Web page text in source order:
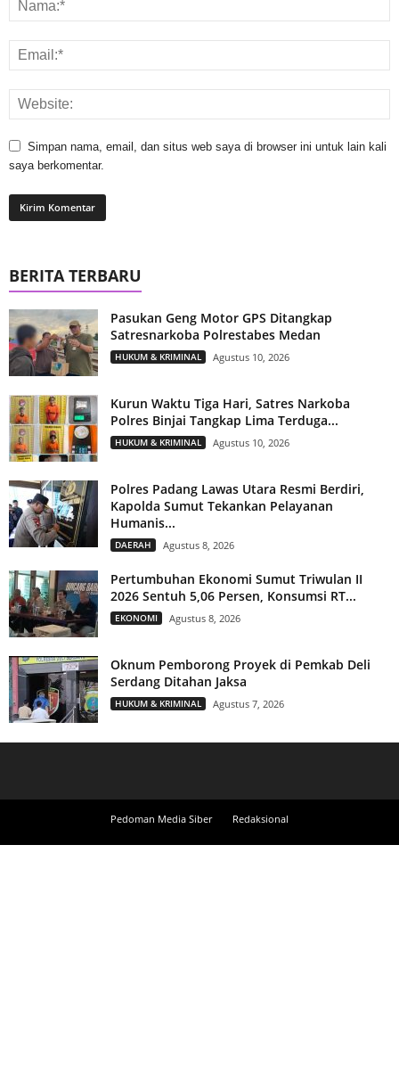
Simpan nama, email, dan situs web saya di browser ini untuk lain kali
saya berkomentar.
BERITA TERBARU
Pasukan Geng Motor GPS Ditangkap
Satresnarkoba Polrestabes Medan
HUKUM & KRIMINAL Agustus 10, 2026
Kurun Waktu Tiga Hari, Satres Narkoba
Polres Binjai Tangkap Lima Terduga...
HUKUM & KRIMINAL Agustus 10, 2026
Polres Padang Lawas Utara Resmi Berdiri,
Kapolda Sumut Tekankan Pelayanan
Humanis...
DAERAH Agustus 8, 2026
Pertumbuhan Ekonomi Sumut Triwulan II
2026 Sentuh 5,06 Persen, Konsumsi RT...
EKONOMI Agustus 8, 2026
Oknum Pemborong Proyek di Pemkab Deli
Serdang Ditahan Jaksa
HUKUM & KRIMINAL Agustus 7, 2026
Pedoman Media Siber Redaksional